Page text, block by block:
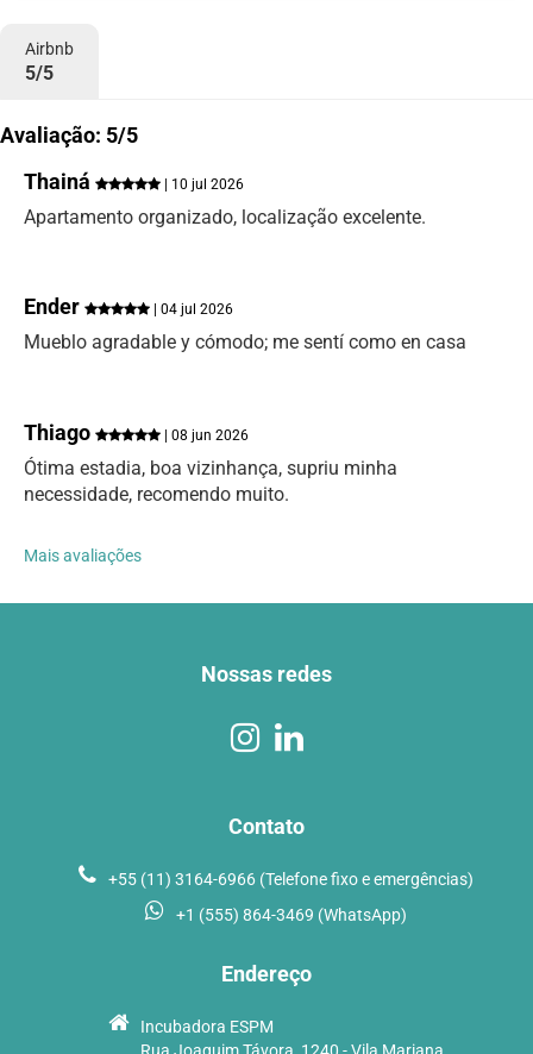
Airbnb
5/5
Avaliação: 5/5
Thainá
| 10 jul 2026
Apartamento organizado, localização excelente.
Ender | 04 jul 2026
Mueblo agradable y cómodo; me sentí como en casa
Thiago | 08 jun 2026
Ótima estadia, boa vizinhança, supriu minha
necessidade, recomendo muito.
Mais avaliações
Nossas redes
Contato
+55 (11) 3164-6966 (Telefone fixo e emergências)
+1 (555) 864-3469 (WhatsApp)
Endereço
Incubadora ESPM
Rua Joaquim Távora, 1240 - Vila Mariana